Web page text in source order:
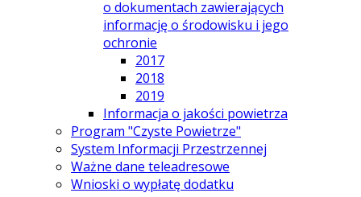
o dokumentach zawierających
informację o środowisku i jego
ochronie
2017
2018
2019
Informacja o jakości powietrza
Program "Czyste Powietrze"
System Informacji Przestrzennej
Ważne dane teleadresowe
Wnioski o wypłatę dodatku